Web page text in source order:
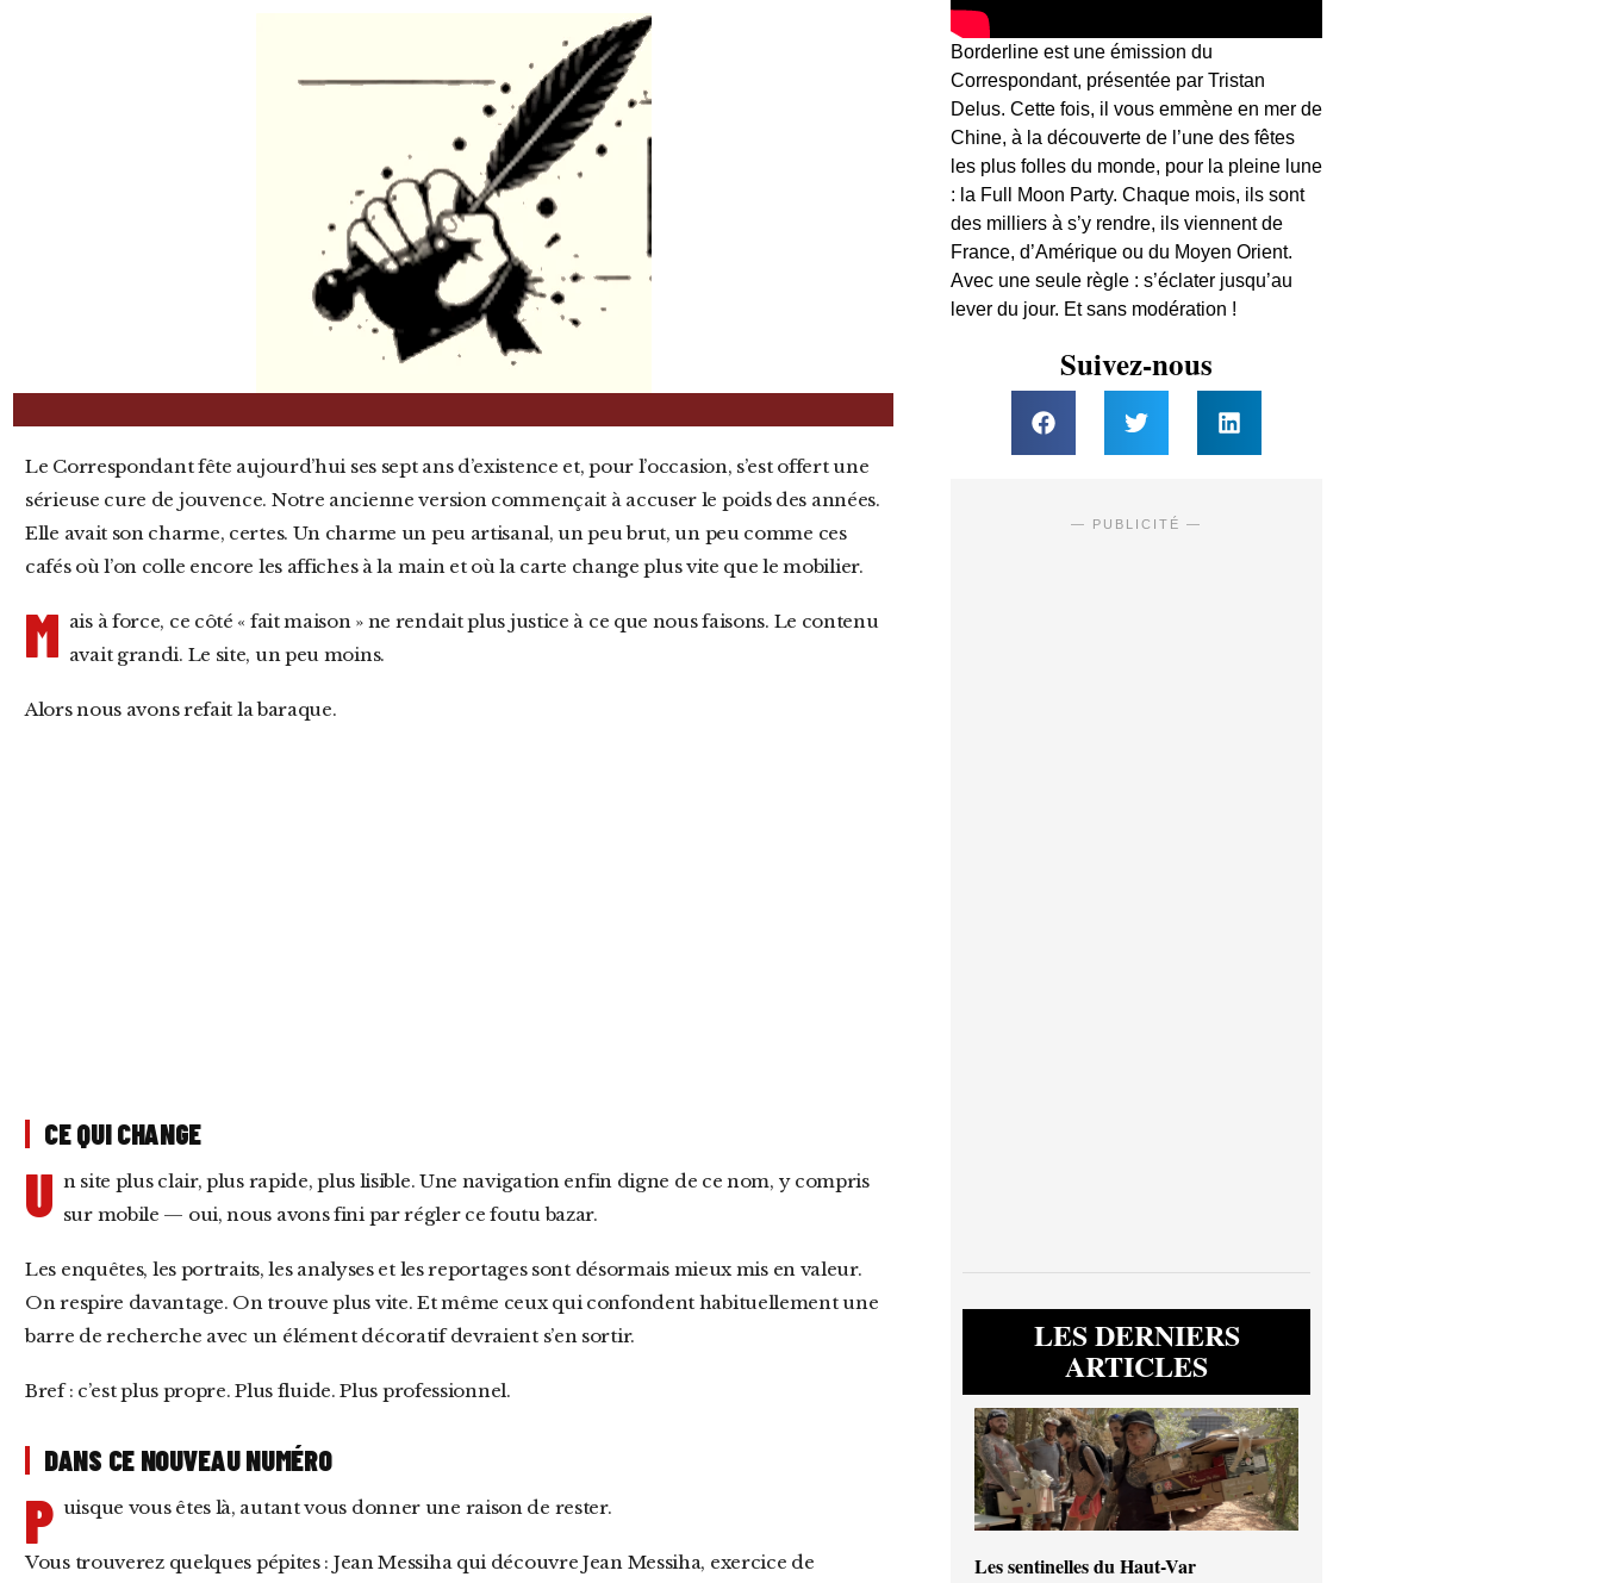
Le Correspondant fête aujourd’hui ses sept ans d’existence et, pour l’occasion, s’est offert une
sérieuse cure de jouvence. Notre ancienne version commençait à accuser le poids des années.
Elle avait son charme, certes. Un charme un peu artisanal, un peu brut, un peu comme ces
cafés où l’on colle encore les affiches à la main et où la carte change plus vite que le mobilier.
M ais à force, ce côté « fait maison » ne rendait plus justice à ce que nous faisons. Le contenu
avait grandi. Le site, un peu moins.
Alors nous avons refait la baraque.
CE QUI CHANGE
U n site plus clair, plus rapide, plus lisible. Une navigation enfin digne de ce nom, y compris
sur mobile — oui, nous avons fini par régler ce foutu bazar.
Les enquêtes, les portraits, les analyses et les reportages sont désormais mieux mis en valeur.
On respire davantage. On trouve plus vite. Et même ceux qui confondent habituellement une
barre de recherche avec un élément décoratif devraient s’en sortir.
Bref : c’est plus propre. Plus fluide. Plus professionnel.
DANS CE NOUVEAU NUMÉRO
P uisque vous êtes là, autant vous donner une raison de rester.
Vous trouverez quelques pépites : Jean Messiha qui découvre Jean Messiha, exercice de
Borderline est une émission du
Correspondant, présentée par Tristan
Delus. Cette fois, il vous emmène en mer de
Chine, à la découverte de l’une des fêtes
les plus folles du monde, pour la pleine lune
: la Full Moon Party. Chaque mois, ils sont
des milliers à s’y rendre, ils viennent de
France, d’Amérique ou du Moyen Orient.
Avec une seule règle : s’éclater jusqu’au
lever du jour. Et sans modération !
Suivez-nous
— PUBLICITÉ —
LES DERNIERS
ARTICLES
Les sentinelles du Haut-Var